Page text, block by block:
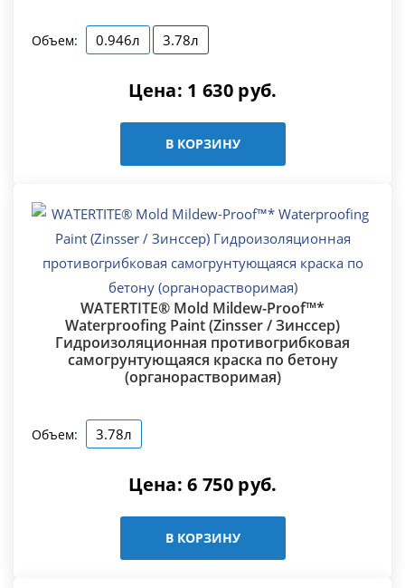
Объем: 0.946л 3.78л
Цена: 1 630руб.
В КОРЗИНУ
WATERTITE® Mold Mildew-Proof™*
Waterproofing Paint (Zinsser / Зинссер)
Гидроизоляционная противогрибковая
самогрунтующаяся краска по бетону
(органорастворимая)
Объем: 3.78л
Цена:6 750руб.
В КОРЗИНУ